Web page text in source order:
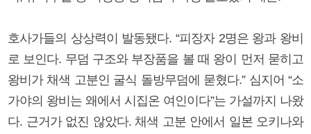
호사가들의 상상력이 발동됐다. “피장자 2명은 왕과 왕비
로 보인다. 무덤 구조와 부장품을 볼 때 왕이 먼저 묻히고
왕비가 채색 고분인 굴식 돌방무덤에 묻혔다.” 심지어 “소
가야의 왕비는 왜에서 시집온 여인이다”는 가설까지 나왔
다. 근거가 없진 않았다. 채색 고분 안에서 일본 오키나와